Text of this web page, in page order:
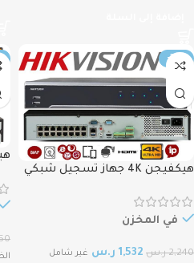
-32%
هيكفيجن 4K جهاز تسجيل شبكي
4K NVR 16CH DS‐7616NXI‐
I2/16P/S, POE 12MP
في المخزن
2,240 ر.س 1,532 ر.س غير شامل